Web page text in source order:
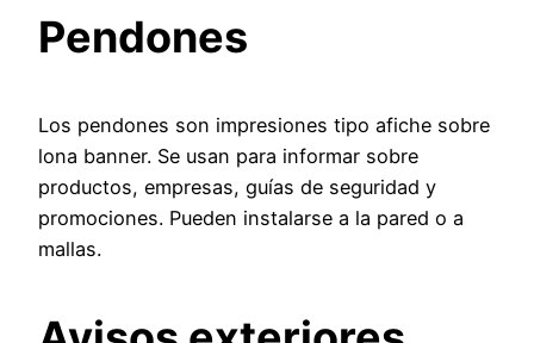
Pendones
Los pendones son impresiones tipo afiche sobre
lona banner. Se usan para informar sobre
productos, empresas, guías de seguridad y
promociones. Pueden instalarse a la pared o a
mallas.